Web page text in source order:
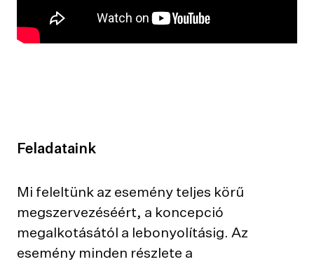
Feladataink
Mi feleltünk az esemény teljes körű
megszervezéséért, a koncepció
megalkotásától a lebonyolításig. Az
esemény minden részlete a